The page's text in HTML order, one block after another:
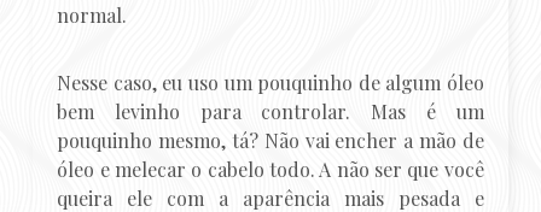
normal.
Nesse caso, eu uso um pouquinho de algum óleo
bem levinho para controlar. Mas é um
pouquinho mesmo, tá? Não vai encher a mão de
óleo e melecar o cabelo todo. A não ser que você
queira ele com a aparência mais pesada e